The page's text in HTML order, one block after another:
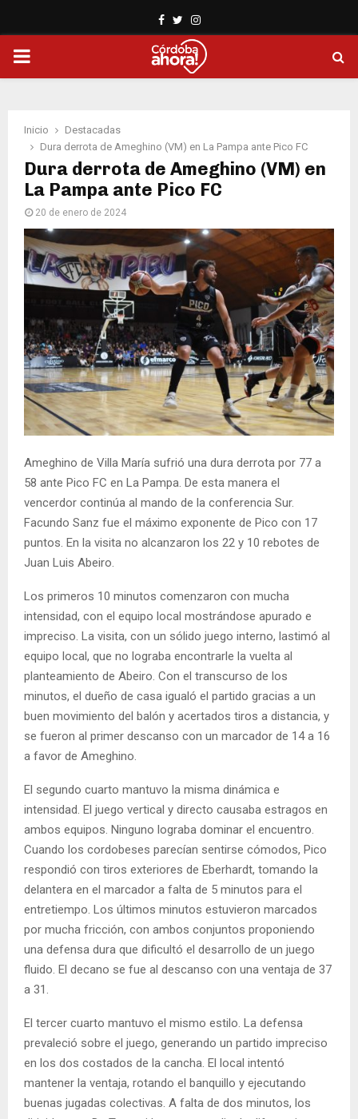
Facebook
TwitterInstagram
PRIMARY
Inicio
Destacadas
Dura derrota de Ameghino (VM) en La Pampa ante Pico FC
Dura derrota de Ameghino (VM) en
La Pampa ante Pico FC
20 de enero de 2024
Ameghino de Villa María sufrió una dura derrota por 77 a
58 ante Pico FC en La Pampa. De esta manera el
vencerdor continúa al mando de la conferencia Sur.
Facundo Sanz fue el máximo exponente de Pico con 17
puntos. En la visita no alcanzaron los 22 y 10 rebotes de
Juan Luis Abeiro.
Los primeros 10 minutos comenzaron con mucha
intensidad, con el equipo local mostrándose apurado e
impreciso. La visita, con un sólido juego interno, lastimó al
equipo local, que no lograba encontrarle la vuelta al
planteamiento de Abeiro. Con el transcurso de los
minutos, el dueño de casa igualó el partido gracias a un
buen movimiento del balón y acertados tiros a distancia, y
se fueron al primer descanso con un marcador de 14 a 16
a favor de Ameghino.
El segundo cuarto mantuvo la misma dinámica e
intensidad. El juego vertical y directo causaba estragos en
ambos equipos. Ninguno lograba dominar el encuentro.
Cuando los cordobeses parecían sentirse cómodos, Pico
respondió con tiros exteriores de Eberhardt, tomando la
delantera en el marcador a falta de 5 minutos para el
entretiempo. Los últimos minutos estuvieron marcados
por mucha fricción, con ambos conjuntos proponiendo
una defensa dura que dificultó el desarrollo de un juego
fluido. El decano se fue al descanso con una ventaja de 37
a 31.
El tercer cuarto mantuvo el mismo estilo. La defensa
prevaleció sobre el juego, generando un partido impreciso
en los dos costados de la cancha. El local intentó
mantener la ventaja, rotando el banquillo y ejecutando
buenas jugadas colectivas. A falta de dos minutos, los